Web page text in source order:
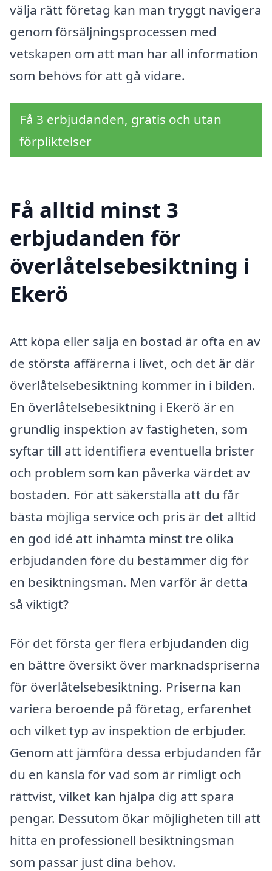
välja rätt företag kan man tryggt navigera
genom försäljningsprocessen med
vetskapen om att man har all information
som behövs för att gå vidare.
Få 3 erbjudanden, gratis och utan
förpliktelser
Få alltid minst 3
erbjudanden för
överlåtelsebesiktning i
Ekerö
Att köpa eller sälja en bostad är ofta en av
de största affärerna i livet, och det är där
överlåtelsebesiktning kommer in i bilden.
En överlåtelsebesiktning i Ekerö är en
grundlig inspektion av fastigheten, som
syftar till att identifiera eventuella brister
och problem som kan påverka värdet av
bostaden. För att säkerställa att du får
bästa möjliga service och pris är det alltid
en god idé att inhämta minst tre olika
erbjudanden före du bestämmer dig för
en besiktningsman. Men varför är detta
så viktigt?
För det första ger flera erbjudanden dig
en bättre översikt över marknadspriserna
för överlåtelsebesiktning. Priserna kan
variera beroende på företag, erfarenhet
och vilket typ av inspektion de erbjuder.
Genom att jämföra dessa erbjudanden får
du en känsla för vad som är rimligt och
rättvist, vilket kan hjälpa dig att spara
pengar. Dessutom ökar möjligheten till att
hitta en professionell besiktningsman
som passar just dina behov.